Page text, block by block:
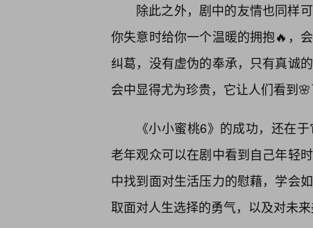
除此之外，剧中的友情也同样
你失意时给你一个温暖的拥抱🔥，
纠葛，没有虚伪的奉承，只有真诚
会中显得尤为珍贵，它让人们看到
《小小蜜桃6》的成功，还在
老年观众可以在剧中看到自己年轻
中找到面对生活压力的慰藉，学会
取面对人生选择的勇气，以及对未来